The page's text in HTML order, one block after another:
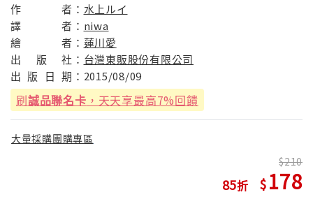
作 者： 水上ルイ
譯
者： niwa
繪
者： 蓮川愛
出
版 社： 台灣東販股份有限公司
出 版 日 期： 2015/08/09
刷誠品聯名卡 ，天天享最高7%回饋
大量採購團購專區
85
210
178